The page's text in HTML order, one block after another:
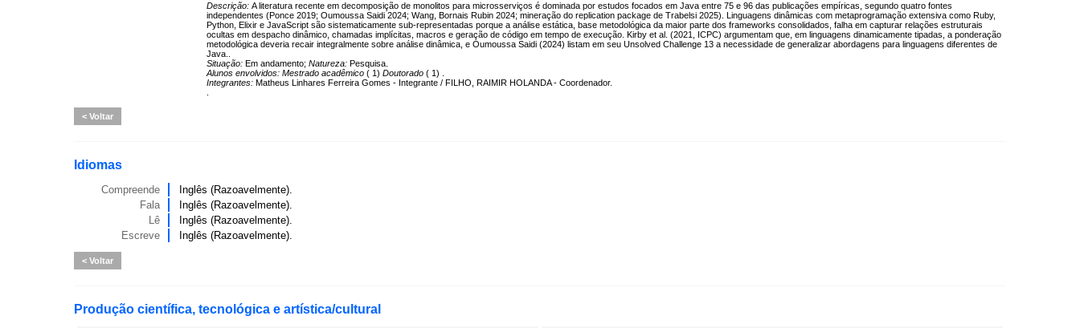
Descrição: A literatura recente em decomposição de monolitos para microsserviços é dominada por estudos focados em Java entre 75 e 96 das publicações empíricas, segundo quatro fontes
independentes (Ponce 2019; Oumoussa Saidi 2024; Wang, Bornais Rubin 2024; mineração do replication package de Trabelsi 2025). Linguagens dinâmicas com metaprogramação extensiva como Ruby,
Python, Elixir e JavaScript são sistematicamente sub-representadas porque a análise estática, base metodológica da maior parte dos frameworks consolidados, falha em capturar relações estruturais
ocultas em despacho dinâmico, chamadas implícitas, macros e geração de código em tempo de execução. Kirby et al. (2021, ICPC) argumentam que, em linguagens dinamicamente tipadas, a ponderação
metodológica deveria recair integralmente sobre análise dinâmica, e Oumoussa Saidi (2024) listam em seu Unsolved Challenge 13 a necessidade de generalizar abordagens para linguagens diferentes de
Java..
Situação: Em andamento; Natureza: Pesquisa.
Alunos envolvidos: Mestrado acadêmico ( 1) Doutorado ( 1) .
Integrantes: Matheus Linhares Ferreira Gomes - Integrante / FILHO, RAIMIR HOLANDA - Coordenador.
Voltar
Idiomas
Compreende
Inglês (Razoavelmente).
Fala
Inglês (Razoavelmente).
Lê
Inglês (Razoavelmente).
Escreve
Inglês (Razoavelmente).
Voltar
Produção científica, tecnológica e artística/cultural